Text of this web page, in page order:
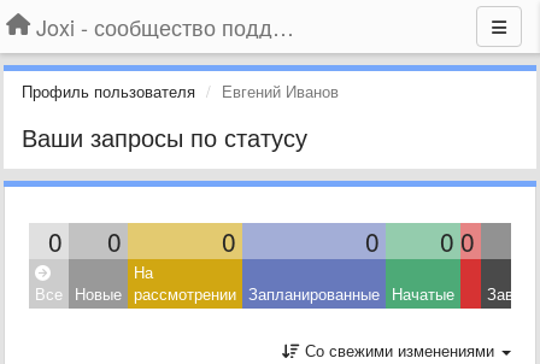
Joxi - сообщество поддержки
Профиль пользователя Евгений Иванов
Ваши запросы по статусу
0 0 0 0 0 0
Все Новые
На
рассмотрении Запланированные Начатые
Со свежими изменениями